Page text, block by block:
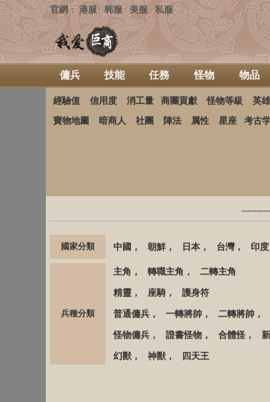
官網 ：港服 韩服 美服 私服
傭兵 技能 任務 怪物 物品
經驗值 信用度 消工量 商團貢獻 怪物等級 英
寶物地圖 暗商人 社團 陣法 属性 星座 考古
國家分類 中國 ， 朝鮮， 日本 ， 台灣， 印度
兵種分類
主角 ， 轉職主角 ， 二轉主角
精靈 ， 座騎， 護身符
普通傭兵 ， 一轉將帥 ， 二轉將帥 ，
怪物傭兵 ， 證書怪物 ， 合體怪 ，
幻獸 ， 神獸 ， 四天王